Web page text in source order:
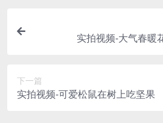
实拍视频-大气春暖
下一篇
实拍视频-可爱松鼠在树上吃坚果